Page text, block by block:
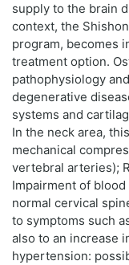
supply to the brain
context, the
program, becomes
treatment option.
pathophysiology
degenerative
systems and
In the neck area,
mechanical
vertebral arteries);
Impairment of
normal cervical
to symptoms such
also to an increase
hypertension: